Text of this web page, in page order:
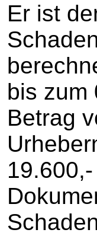
Er ist
bis zum
Betrag